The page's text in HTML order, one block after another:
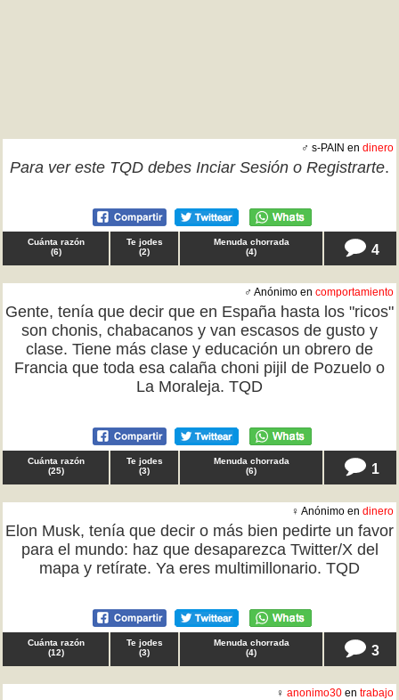
♂ s-PAIN en dinero
Para ver este TQD debes Inciar Sesión o Registrarte.
Cuánta razón
(6)
Te jodes
(2)
Menuda chorrada
(4) 4
♂ Anónimo en comportamiento
Gente, tenía que decir que en España hasta los "ricos"
son chonis, chabacanos y van escasos de gusto y
clase. Tiene más clase y educación un obrero de
Francia que toda esa calaña choni pijil de Pozuelo o
La Moraleja. TQD
Cuánta razón
(25)
Te jodes
(3)
Menuda chorrada
(6) 1
♀ Anónimo en dinero
Elon Musk, tenía que decir o más bien pedirte un favor
para el mundo: haz que desaparezca Twitter/X del
mapa y retírate. Ya eres multimillonario. TQD
Cuánta razón
(12)
Te jodes
(3)
Menuda chorrada
(4) 3
♀ anonimo30 en trabajo